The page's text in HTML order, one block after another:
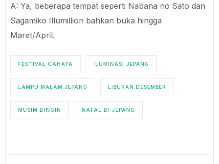
A: Ya, beberapa tempat seperti Nabana no Sato dan
Sagamiko Illumillion bahkan buka hingga
Maret/April.
FESTIVAL CAHAYA ILUMINASI JEPANG
LAMPU MALAM JEPANG LIBURAN DESEMBER
MUSIM DINGIN NATAL DI JEPANG